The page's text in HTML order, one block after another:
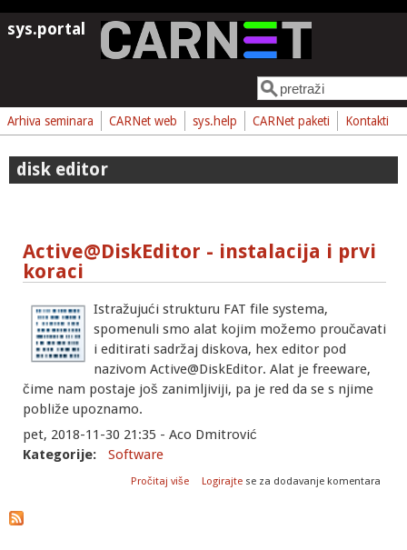
Skoči na glavni sadržaj
sys.portal
Obrazac pretrage
Pretraga
Arhiva seminara CARNet web sys.help CARNet paketi Kontakti
disk editor
Active@DiskEditor - instalacija i prvi
koraci
Istražujući strukturu FAT file systema,
spomenuli smo alat kojim možemo proučavati
i editirati sadržaj diskova, hex editor pod
nazivom Active@DiskEditor. Alat je freeware,
čime nam postaje još zanimljiviji, pa je red da se s njime
pobliže upoznamo.
pet, 2018-11-30 21:35 - Aco Dmitrović
Kategorije:
Software
Pročitaj više
o Active@DiskEditor - instalacija i prvi
Logirajte se za dodavanje komentara